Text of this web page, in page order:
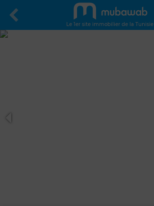
Le 1er site immobilier de la Tunisie